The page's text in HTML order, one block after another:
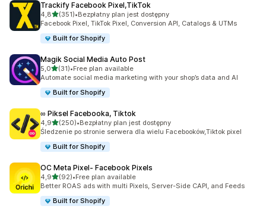
Trackify Facebook Pixel,TikTok
4,8na 5 gwiazdek
(351)
Łączna liczba recenzji: 351
•Bezpłatny plan jest dostępny
Facebook Pixel, TikTok Pixel, Conversion API, Catalogs & UTMs
Built for Shopify
Magik Social Media Auto Post
5,0na 5 gwiazdek
(31)
Łączna liczba recenzji: 31
•Free plan available
Automate social media marketing with your shop’s data and AI
Built for Shopify
∞ Piksel Facebooka, Tiktok
4,9na 5 gwiazdek
(250)
Łączna liczba recenzji: 250
•Bezpłatny plan jest dostępny
Śledzenie po stronie serwera dla wielu Facebooków,Tiktok pixel
Built for Shopify
OC Meta Pixel‑ Facebook Pixels
4,9na 5 gwiazdek
(92)
Łączna liczba recenzji: 92
•Free plan available
Better ROAS ads with multi Pixels, Server-Side CAPI, and Feeds
Built for Shopify